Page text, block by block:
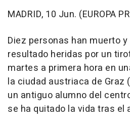
MADRID, 10 Jun. (EUROPA
Diez personas han muerto
resultado heridas por un
martes a primera hora en
la ciudad austriaca de Graz
un antiguo alumno del
se ha quitado la vida tras el